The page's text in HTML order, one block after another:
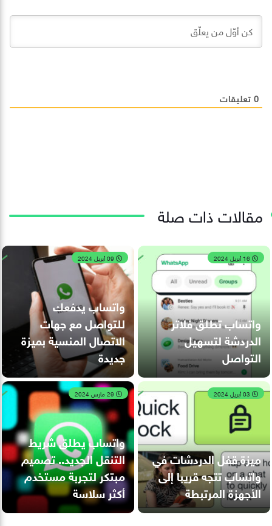
0 تعليقات
مقالات ذات صلة
واتساب تطلق فلاتر
الدردشة لتسهيل
التواصل
واتساب يدفعك
للتواصل مع جهات
الاتصال المنسية بميزة
جديدة
ميزة قفل الدردشات في
واتساب تتجه قريبا إلى
الأجهزة المرتبطة
واتساب يطلق شريط
التنقل الجديد.. تصميم
مبتكر لتجربة مستخدم
أكثر سلاسة